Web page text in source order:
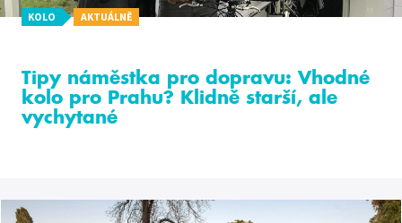
KOLO AKTUÁLNĚ
Tipy náměstka pro dopravu: Vhodné
kolo pro Prahu? Klidně starší, ale
vychytané